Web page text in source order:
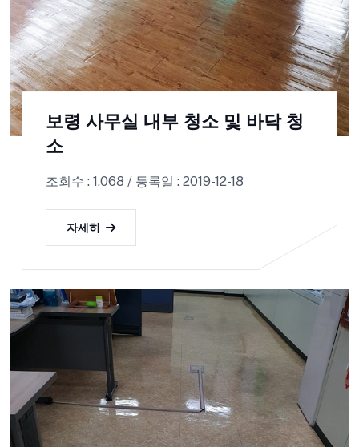
보령 사무실 내부 청소 및 바닥 청
소
조회수 : 1,068 / 등록일 : 2019-12-18
자세히